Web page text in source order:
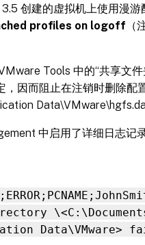
创建的虚拟机上使用漫
profiles on logoff
Tools 中的“共享文
，因而阻止在注销时删除配
中启用了详细日志记